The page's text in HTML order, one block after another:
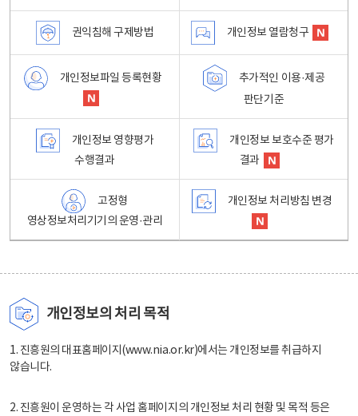
권익침해 구제방법 개인정보 열람청구
개인정보파일 등록현황
추가적인 이용·제공
판단기준
개인정보 영향평가
수행결과
개인정보 보호수준 평가
결과
고정형
영상정보처리기기의 운영·관리
개인정보 처리방침 변경
개인정보의 처리 목적
1. 진흥원의 대표홈페이지(www.nia.or.kr)에서는 개인정보를 취급하지
않습니다.
2. 진흥원이 운영하는 각 사업 홈페이지의 개인정보 처리 현황 및 목적 등은